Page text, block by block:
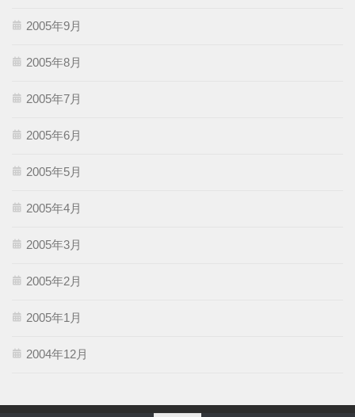
2005年9月
2005年8月
2005年7月
2005年6月
2005年5月
2005年4月
2005年3月
2005年2月
2005年1月
2004年12月